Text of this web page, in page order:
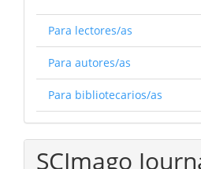
Para lectores/as
Para autores/as
Para bibliotecarios/as
SCImago